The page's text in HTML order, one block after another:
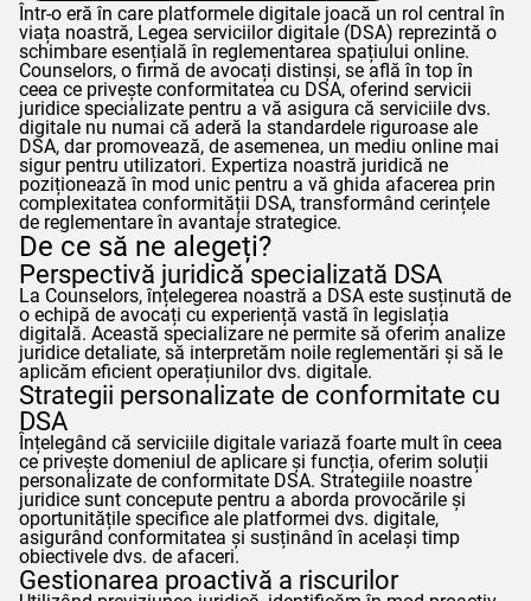
Într-o eră în care platformele digitale joacă un rol central în
viața noastră, Legea serviciilor digitale (DSA) reprezintă o
schimbare esențială în reglementarea spațiului online.
Counselors, o firmă de avocați distinși, se află în top în
ceea ce privește conformitatea cu DSA, oferind servicii
juridice specializate pentru a vă asigura că serviciile dvs.
digitale nu numai că aderă la standardele riguroase ale
DSA, dar promovează, de asemenea, un mediu online mai
sigur pentru utilizatori. Expertiza noastră juridică ne
poziționează în mod unic pentru a vă ghida afacerea prin
complexitatea conformității DSA, transformând cerințele
de reglementare în avantaje strategice.
De ce să ne alegeți?
Perspectivă juridică specializată DSA
La Counselors, înțelegerea noastră a DSA este susținută de
o echipă de avocați cu experiență vastă în legislația
digitală. Această specializare ne permite să oferim analize
juridice detaliate, să interpretăm noile reglementări și să le
aplicăm eficient operațiunilor dvs. digitale.
Strategii personalizate de conformitate cu
DSA
Înțelegând că serviciile digitale variază foarte mult în ceea
ce privește domeniul de aplicare și funcția, oferim soluții
personalizate de conformitate DSA. Strategiile noastre
juridice sunt concepute pentru a aborda provocările și
oportunitățile specifice ale platformei dvs. digitale,
asigurând conformitatea și susținând în același timp
obiectivele dvs. de afaceri.
Gestionarea proactivă a riscurilor